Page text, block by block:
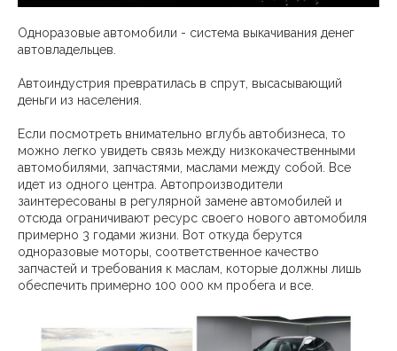
Одноразовые автомобили - система выкачивания денег
автовладельцев.
Автоиндустрия превратилась в спрут, высасывающий
деньги из населения.
Если посмотреть внимательно вглубь автобизнеса, то
можно легко увидеть связь между низкокачественными
автомобилями, запчастями, маслами между собой. Все
идет из одного центра. Автопроизводители
заинтересованы в регулярной замене автомобилей и
отсюда ограничивают ресурс своего нового автомобиля
примерно 3 годами жизни. Вот откуда берутся
одноразовые моторы, соответственное качество
запчастей и требования к маслам, которые должны лишь
обеспечить примерно 100 000 км пробега и все.